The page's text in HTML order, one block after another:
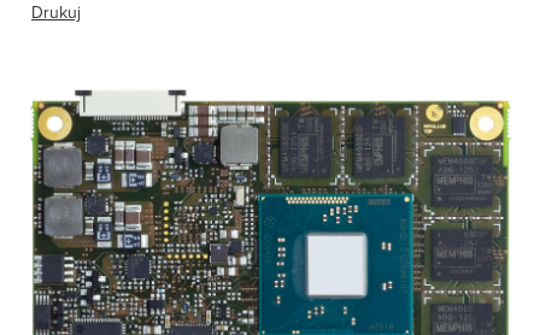
Drukuj